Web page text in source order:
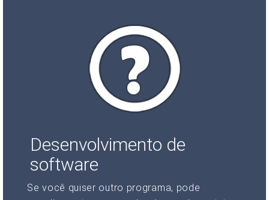
Desenvolvimento de
software
Se você quiser outro programa, pode